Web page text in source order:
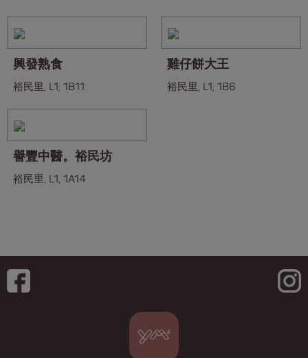
興發熟食
裕民里, L1, 1B11
雞仔餅大王
裕民里, L1, 1B6
譽豐中醫。裕民坊
裕民里, L1, 1A14